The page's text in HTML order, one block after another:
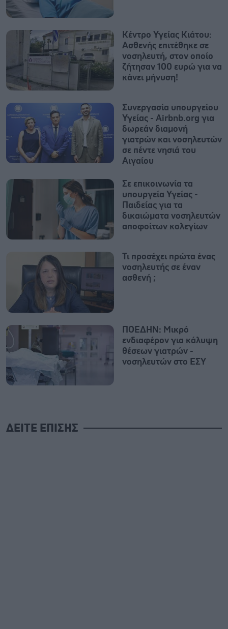
Κέντρο Υγείας Κιάτου:
Ασθενής επιτέθηκε σε
νοσηλευτή, στον οποίο
ζήτησαν 100 ευρώ για να
κάνει μήνυση!
Συνεργασία υπουργείου
Υγείας - Airbnb.org για
δωρεάν διαμονή
γιατρών και νοσηλευτών
σε πέντε νησιά του
Αιγαίου
Σε επικοινωνία τα
υπουργεία Υγείας -
Παιδείας για τα
δικαιώματα νοσηλευτών
αποφοίτων κολεγίων
Τι προσέχει πρώτα ένας
νοσηλευτής σε έναν
ασθενή ;
ΠΟΕΔΗΝ: Μικρό
ενδιαφέρον για κάλυψη
θέσεων γιατρών -
νοσηλευτών στο ΕΣΥ
ΔΕΙΤΕ ΕΠΙΣΗΣ